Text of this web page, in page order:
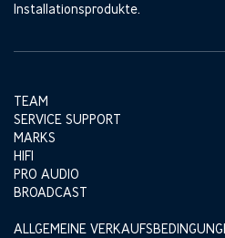
Installationsprodukte.
TEAM
SERVICE SUPPORT
MARKS
HIFI
PRO AUDIO
BROADCAST
ALLGEMEINE